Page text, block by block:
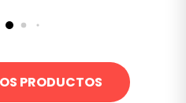
PRODUCTOS